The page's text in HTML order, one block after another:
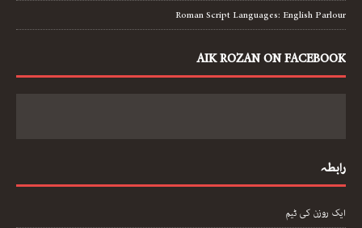
Roman Script Languages: English Parlour
AIK ROZAN ON FACEBOOK
رابطہ
ایک روزن کی ٹیم